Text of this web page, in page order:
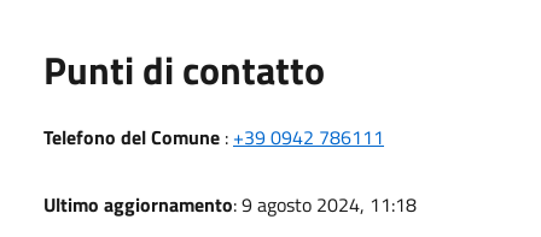
Punti di contatto
Telefono del Comune : +39 0942 786111
Ultimo aggiornamento: 9 agosto 2024, 11:18